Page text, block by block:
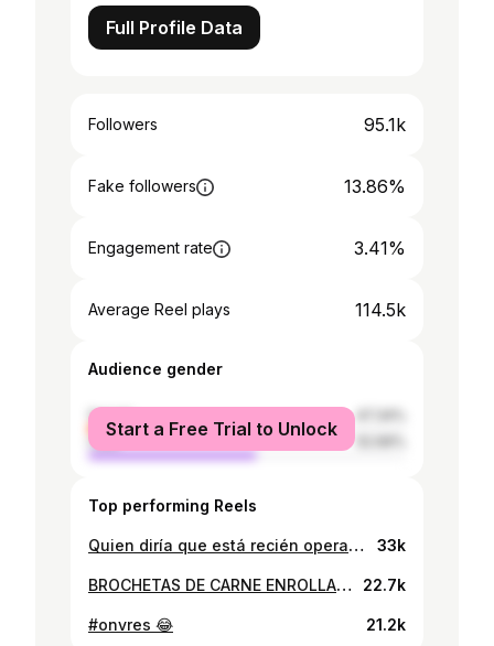
Full Profile Data
Followers 95.1k
Fake followers 13.86%
Engagement rate 3.41%
Average Reel plays 114.5k
Audience gender
female
male
Start a Free Trial to Unlock
Top performing Reels
Quien diría que está recién operado 😅 . SHEIN Fit Check Challenge! Busquen C5ZKH en SHEIN para acceder a más descuentos. @sheinofficial @shein_chile #SHEINtrends #SHEINsaveinstyle #ad 33k
BROCHETAS DE CARNE ENROLLADA CON TZATZIKI 🥩🫙 Esta maravilla está lista en menos de 10 minutos ⏱️🔥 Ingredientes Para la carne: • 500g carne molida • 4 cdas cebollín picado • 2 cdas perejil fresco picado • Sal, pimienta y comino a gusto • 3-4 tortillas de fajita Para la tzatziki: • 1 tarro yogur griego • 2 cdas mayonesa @hellmannschile • ½ pepino en cubitos pequeños • Eneldo fresco o seco • Jugo de ½ limón Para terminar: • Mantequilla derretida + paprika #ExtremadamenteCremosa #publicidad 22.7k
#onvres 😂 21.2k